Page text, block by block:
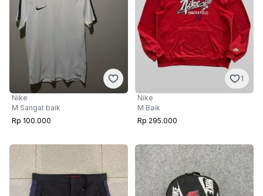
Nike
M·Sangat baik
Rp 100.000
1
Nike
M·Baik
Rp 295.000